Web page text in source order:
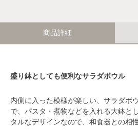
商品詳細
盛り鉢としても便利なサラダボウル
内側に入った模様が楽しい、サラダボ
で、パスタ・煮物などを入れる大鉢と
タルなデザインなので、和食器との相